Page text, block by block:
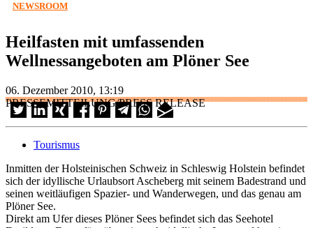
NEWSROOM
Heilfasten mit umfassenden
Wellnessangeboten am Plöner See
06. Dezember 2010, 13:19
PRESSEMITTEILUNG/PRESS RELEASE
Tourismus
Inmitten der Holsteinischen Schweiz in Schleswig Holstein befindet
sich der idyllische Urlaubsort Ascheberg mit seinem Badestrand und
seinen weitläufigen Spazier- und Wanderwegen, und das genau am
Plöner See.
Direkt am Ufer dieses Plöner Sees befindet sich das Seehotel